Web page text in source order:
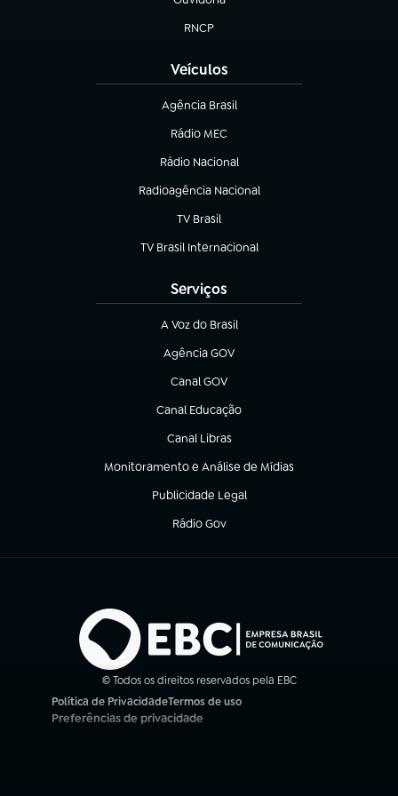
(abre em nova aba)
RNCP
(abre em nova aba)
Veículos
Agência Brasil
(abre em nova aba)
Rádio MEC
Rádio Nacional
(abre em nova aba)
Radioagência Nacional
(abre em nova aba)
TV Brasil
(abre em nova aba)
TV Brasil Internacional
(abre em nova aba)
Serviços
A Voz do Brasil
(abre em nova aba)
Agência GOV
(abre em nova aba)
Canal GOV
(abre em nova aba)
Canal Educação
(abre em nova aba)
Canal Libras
(abre em nova aba)
Monitoramento e Análise de Mídias
(abre em nova aba)
Publicidade Legal
(abre em nova aba)
Rádio Gov
(abre em nova aba)
© Todos os direitos reservados pela EBC
Política de Privacidade
(abre em nova aba)
Termos de uso
(abre em nova aba)
Preferências de privacidade